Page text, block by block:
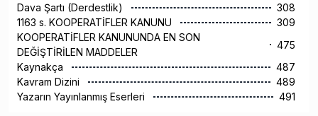
Dava Şartı (Derdestlik)
308
1163 s. KOOPERATİFLER KANUNU
309
KOOPERATİFLER KANUNUNDA EN SON
DEĞİŞTİRİLEN MADDELER
475
Kaynakça
487
Kavram Dizini
489
Yazarın Yayınlanmış Eserleri
491